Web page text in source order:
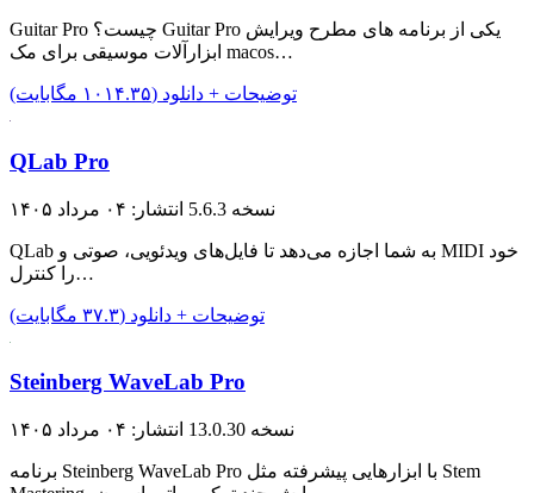
Guitar Pro چیست؟ Guitar Pro یکی از برنامه های مطرح ویرایش
ابزارآلات موسیقی برای مک macos…
توضیحات + دانلود (۱۰۱۴.۳۵ مگابایت)
QLab Pro
نسخه 5.6.3 انتشار: ۰۴ مرداد ۱۴۰۵
QLab به شما اجازه می‌دهد تا فایل‌های ویدئویی، صوتی و MIDI خود
را کنترل…
توضیحات + دانلود (۳۷.۳ مگابایت)
Steinberg WaveLab Pro
نسخه 13.0.30 انتشار: ۰۴ مرداد ۱۴۰۵
برنامه Steinberg WaveLab Pro با ابزار‌هایی پیشرفته مثل Stem